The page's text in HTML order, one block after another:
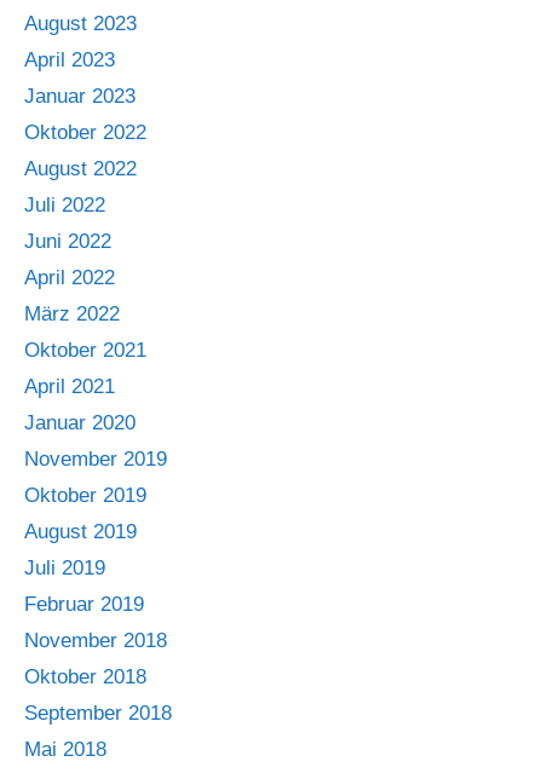
August 2023
April 2023
Januar 2023
Oktober 2022
August 2022
Juli 2022
Juni 2022
April 2022
März 2022
Oktober 2021
April 2021
Januar 2020
November 2019
Oktober 2019
August 2019
Juli 2019
Februar 2019
November 2018
Oktober 2018
September 2018
Mai 2018